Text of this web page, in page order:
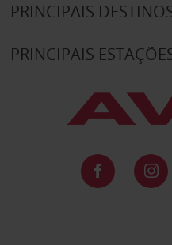
PRINCIPAIS
PRINCIPAIS